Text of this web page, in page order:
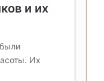
и их
Их